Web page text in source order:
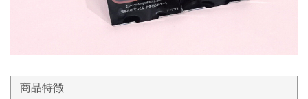
商品特徴